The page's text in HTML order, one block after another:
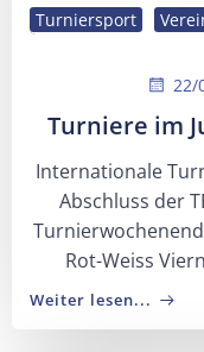
Turniersport
22/
Turniere im
Internationale
Abschluss der
Rot-Weiss
Weiter lesen...